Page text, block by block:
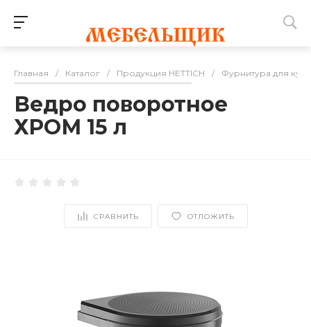
Главная / Каталог / Продукция HETTICH / Фурнитура для
Ведро поворотное
ХРОМ 15 л
СРАВНИТЬ ОТЛОЖИТЬ